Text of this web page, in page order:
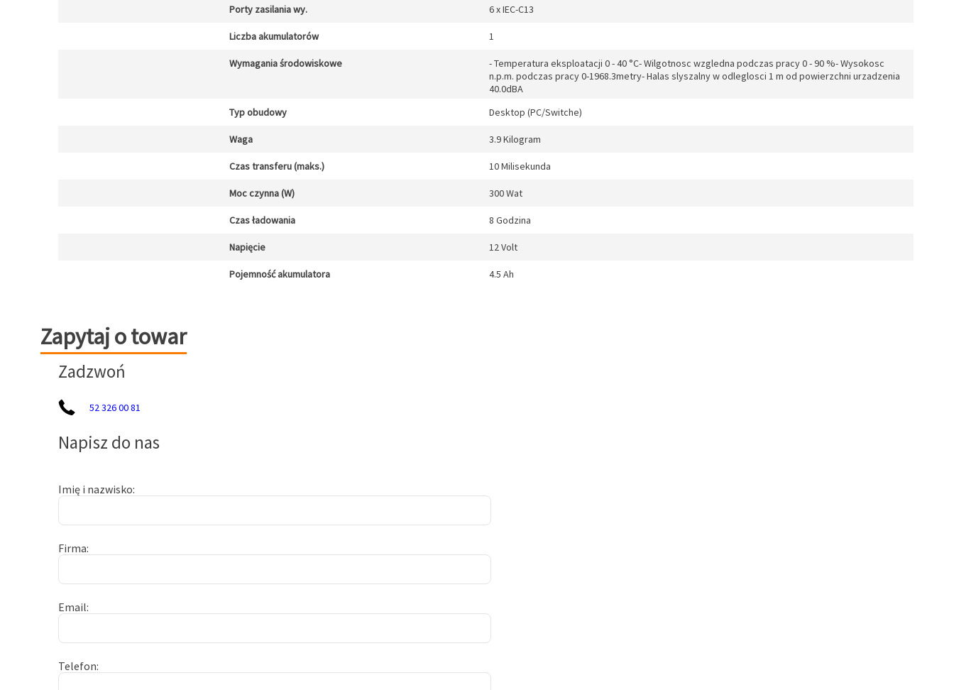
Porty zasilania wy. 6 x IEC-C13
Liczba akumulatorów 1
Wymagania środowiskowe
- Temperatura eksploatacji 0 - 40 °C- Wilgotnosc wzgledna podczas pracy 0 - 90 %- Wysokosc
n.p.m. podczas pracy 0-1968.3metry- Halas slyszalny w odleglosci 1 m od powierzchni urzadzenia
40.0dBA
Typ obudowy
Desktop (PC/Switche)
Waga 3.9 Kilogram
Czas transferu (maks.) 10 Milisekunda
Moc czynna (W) 300 Wat
Czas ładowania 8 Godzina
Napięcie 12 Volt
Pojemność akumulatora 4.5 Ah
Zapytaj o towar
Zapytaj o towar
Zadzwoń
52 326 00 81
Napisz do nas
Imię i nazwisko
Firma
Email
Telefon